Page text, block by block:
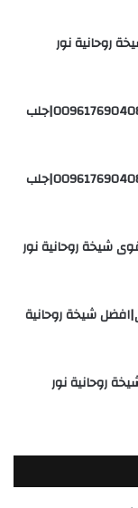
روحانية نور
اقوى شيخة روحانية نور 0096176904084|جلب
اقوى شيخة روحانية نور 0096176904084|جلب
شيخة روحانية نور
شيخة روحانية
روحانية نور